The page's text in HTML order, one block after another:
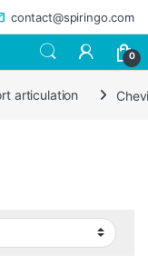
contact@spiringo.com
0
articulation